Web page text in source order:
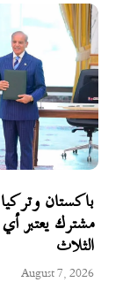
باكستان
مشترك يعتبر
الثلاث
August 7, 2026